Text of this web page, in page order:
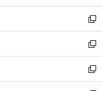
開
く
ウ
で
開
く
ン
ド
ウ
で
開
く
新
し
い
ウ
ィ
ン
新
し
い
ウ
新
し